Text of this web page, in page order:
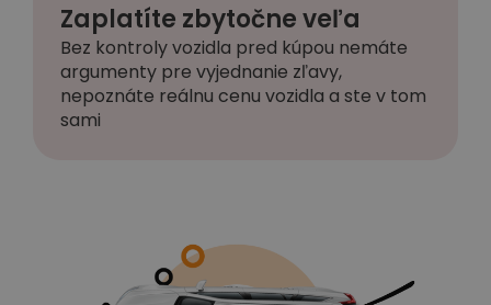
Zaplatíte zbytočne veľa
Bez kontroly vozidla pred kúpou nemáte
argumenty pre vyjednanie zľavy,
nepoznáte reálnu cenu vozidla a ste v tom
sami